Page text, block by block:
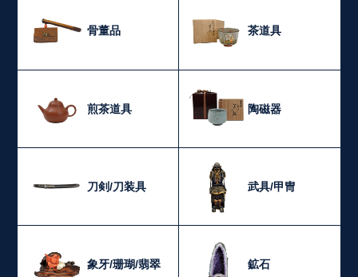
骨董品 茶道具
煎茶道具 陶磁器
刀剣/刀装具 武具/甲冑
象牙/珊瑚/翡翠 鉱石